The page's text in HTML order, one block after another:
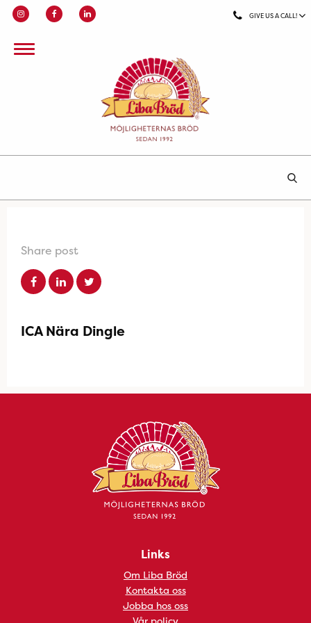
GIVE US A CALL!
Share post
ICA Nära Dingle
Links
Om Liba Bröd
Kontakta oss
Jobba hos oss